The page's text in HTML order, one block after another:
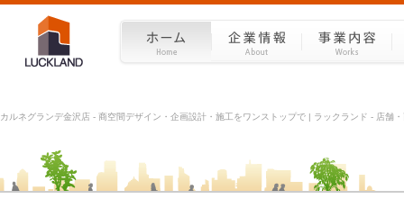
カルネグランデ金沢店 - 商空間デザイン・企画設計・施工をワンストップで | ラックランド - 店舗